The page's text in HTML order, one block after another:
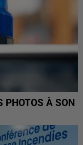
PHOTOS À SON